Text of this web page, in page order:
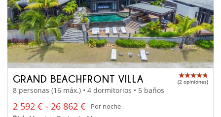
GRAND BEACHFRONT VILLA (2 opiniones)
8 personas (16 máx.) • 4 dormitorios • 5 baños
2 592 € - 26 862 €
Por noche